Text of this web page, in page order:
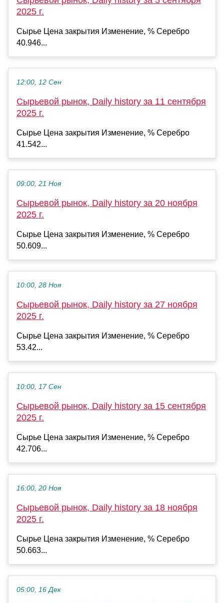
2025 г.
Сырье Цена закрытия Изменение, % Серебро
40.946...
12:00, 12 Сен
Сырьевой рынок, Daily history за 11 сентября
2025 г.
Сырье Цена закрытия Изменение, % Серебро
41.542...
09:00, 21 Ноя
Сырьевой рынок, Daily history за 20 ноября
2025 г.
Сырье Цена закрытия Изменение, % Серебро
50.609...
10:00, 28 Ноя
Сырьевой рынок, Daily history за 27 ноября
2025 г.
Сырье Цена закрытия Изменение, % Серебро
53.42...
10:00, 17 Сен
Сырьевой рынок, Daily history за 15 сентября
2025 г.
Сырье Цена закрытия Изменение, % Серебро
42.706...
16:00, 20 Ноя
Сырьевой рынок, Daily history за 18 ноября
2025 г.
Сырье Цена закрытия Изменение, % Серебро
50.663...
05:00, 16 Дек